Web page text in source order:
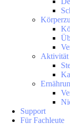
Aktivität
Support
Für Fachleute